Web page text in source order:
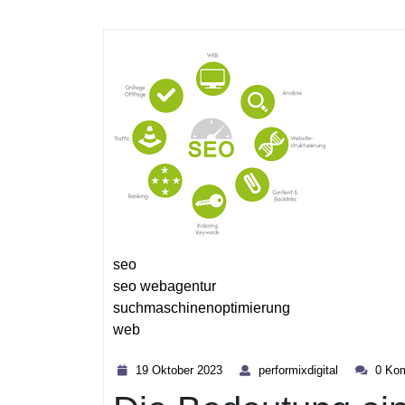
seo
seo webagentur
suchmaschinenoptimierung
web
19 Oktober 2023
2023
performixdigital 0